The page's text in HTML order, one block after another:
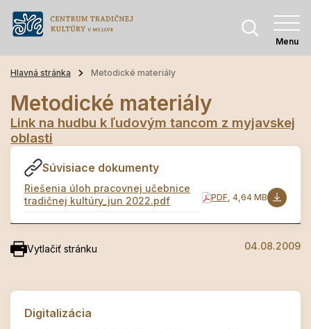
Menu
Hlavná stránka Metodické materiály
Metodické materiály
Link na hudbu k ľudovým tancom z myjavskej
oblasti
Súvisiace dokumenty
Riešenia úloh pracovnej učebnice
tradičnej kultúry_jun 2022.pdf
PDF , 4,64 MB
Vytlačiť stránku 04.08.2009
Digitalizácia